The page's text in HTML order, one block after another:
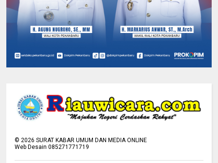
©2026 SURAT KABAR UMUM DAN MEDIA ONLINE
Web Desain 085271771719